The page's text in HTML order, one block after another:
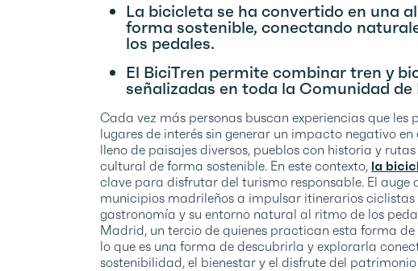
La bicicleta se ha convertido en una
forma sostenible, conectando
los pedales.
El BiciTren permite combinar tren y
señalizadas en toda la Comunidad de
Cada vez más personas buscan experiencias que
lugares de interés sin generar un impacto negativo
lleno de paisajes diversos, pueblos con historia y
cultural de forma sostenible. En este contexto, la
clave para disfrutar del turismo responsable. El auge
municipios madrileños a impulsar itinerarios
gastronomía y su entorno natural al ritmo de los
Madrid, un tercio de quienes practican esta forma
lo que es una forma de descubrirla y explorarla
sostenibilidad, el bienestar y el disfrute del